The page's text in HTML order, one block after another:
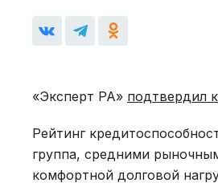
«Эксперт РА» подтвердил
Рейтинг
группа, средними
комфортной долговой